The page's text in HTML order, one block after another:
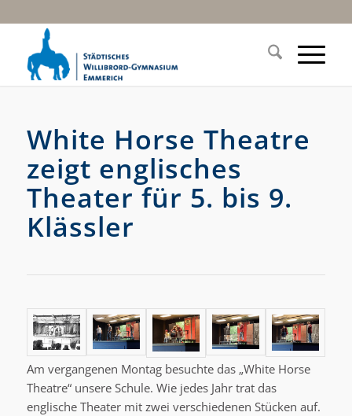
White Horse Theatre
zeigt englisches
Theater für 5. bis 9.
Klässler
Am vergangenen Montag besuchte das „White Horse
Theatre“ unsere Schule. Wie jedes Jahr trat das
englische Theater mit zwei verschiedenen Stücken auf.